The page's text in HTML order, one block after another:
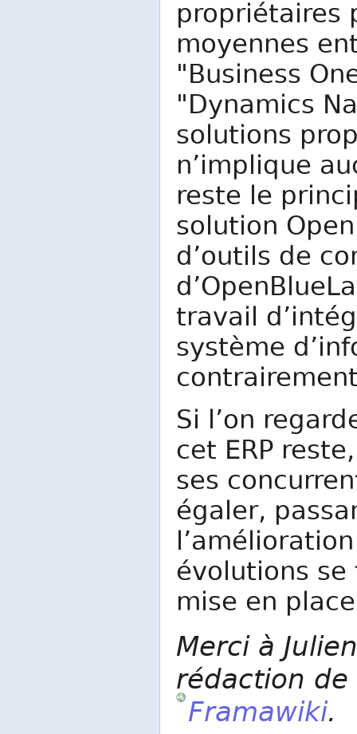
propriétaires
moyennes
"Business
"Dynamics
solutions
n’implique
reste le
solution
d’outils de
travail
système
Si l’on
cet ERP
ses
égaler,
évolutions
mise en
Merci à
rédaction
Framawiki.